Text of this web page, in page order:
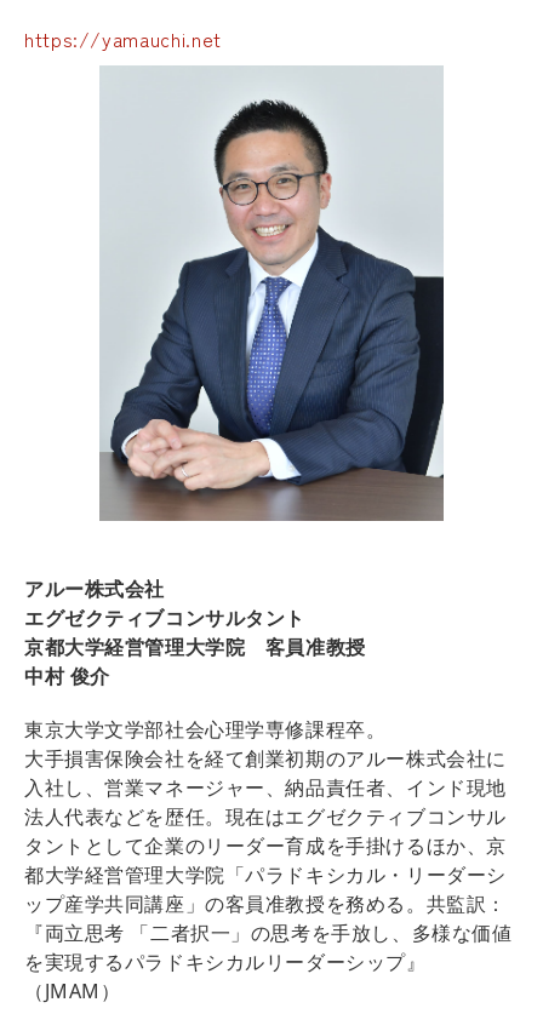
https://yamauchi.net
アルー株式会社
エグゼクティブコンサルタント
京都大学経営管理大学院 客員准教授
中村 俊介
東京大学文学部社会心理学専修課程卒。
大手損害保険会社を経て創業初期のアルー株式会社に
入社し、営業マネージャー、納品責任者、インド現地
法人代表などを歴任。現在はエグゼクティブコンサル
タントとして企業のリーダー育成を手掛けるほか、京
都大学経営管理大学院「パラドキシカル・リーダーシ
ップ産学共同講座」の客員准教授を務める。共監訳：
『両立思考 「二者択一」の思考を手放し、多様な価値
を実現するパラドキシカルリーダーシップ』
（JMAM）